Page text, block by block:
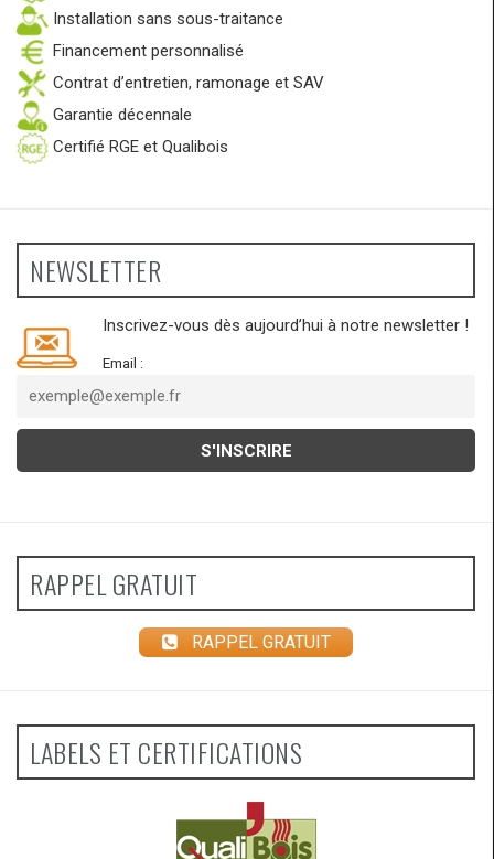
Installation sans sous-traitance
Financement personnalisé
Contrat d’entretien, ramonage et SAV
Garantie décennale
Certifié RGE et Qualibois
NEWSLETTER
Inscrivez-vous dès aujourd’hui à notre newsletter !
Email :
RAPPEL GRATUIT
RAPPEL GRATUIT
LABELS ET CERTIFICATIONS